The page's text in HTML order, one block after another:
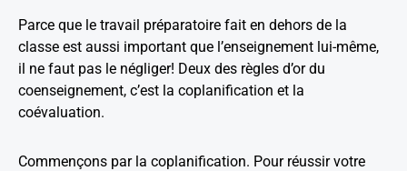
Parce que le travail préparatoire fait en dehors de la
classe est aussi important que l’enseignement lui-même,
il ne faut pas le négliger! Deux des règles d’or du
coenseignement, c’est la coplanification et la
coévaluation.
Commençons par la coplanification. Pour réussir votre